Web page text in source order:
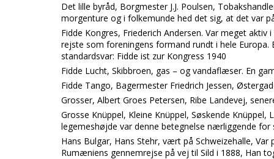
Det lille byråd, Borgmester J.J. Poulsen,
morgenture og i folkemunde hed det sig, at det var
Fidde Kongres, Friederich Andersen. Var meget
rejste som foreningens formand rundt i hele
standardsvar: Fidde ist zur Kongress 1940
Fidde Lucht, Skibbroen, gas – og vandaflæser. En
Fidde Tango, Bagermester Friedrich Jessen,
Grosser, Albert Groes Petersen, Ribe Landevej,
Grosse Knüppel, Kleine Knüppel, Søskende
legemeshøjde var denne betegnelse nærliggende for
Hans Bulgar, Hans Stehr, vært på Schweizehalle,
Rumæniens gennemrejse på vej til Sild i 1888, Han